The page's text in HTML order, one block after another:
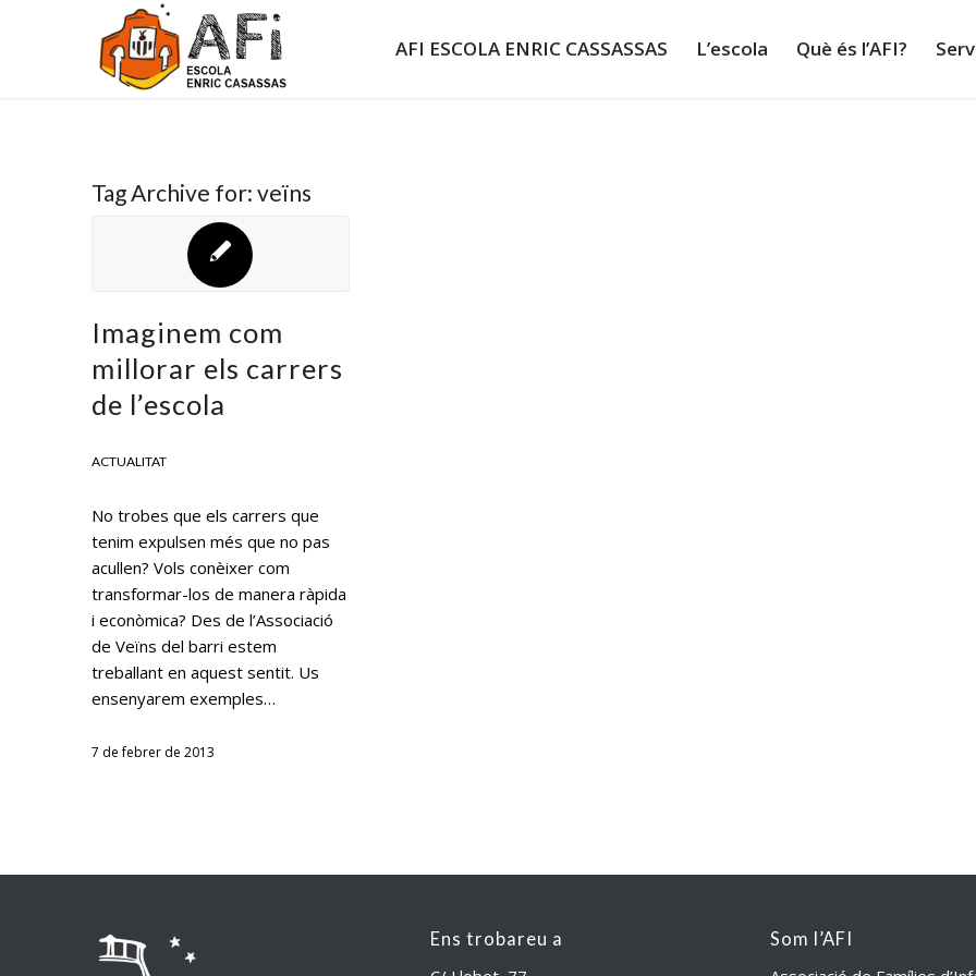
AFI ESCOLA ENRIC CASSASSAS L’escola Què és l’AFI?
Tag Archive for: veïns
Imaginem com
millorar els carrers
de l’escola
ACTUALITAT
No trobes que els carrers que
tenim expulsen més que no pas
acullen? Vols conèixer com
transformar-los de manera ràpida
i econòmica? Des de l’Associació
de Veïns del barri estem
treballant en aquest sentit. Us
ensenyarem exemples…
7 de febrer de 2013
Ens trobareu a
Som l’AFI